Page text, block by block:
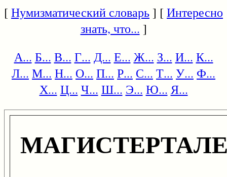
[Нумизматический словарь] [Интересно
знать, что... ]
А... Б... В... Г... Д... Е... Ж... З... И... К...
Л... М... Н... О... П... Р... С... Т... У... Ф...
Х... Ц... Ч... Ш... Э... Ю... Я...